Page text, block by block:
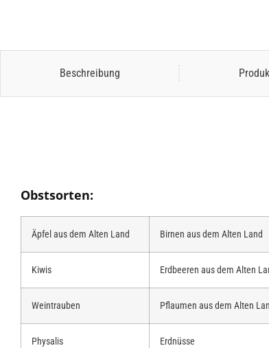
Beschreibung
Obstsorten:
Äpfel aus dem Alten Land Birnen aus dem Alten Land
Kiwis Erdbeeren aus dem Alten
Weintrauben Pflaumen aus dem Alten
Physalis Erdnüsse